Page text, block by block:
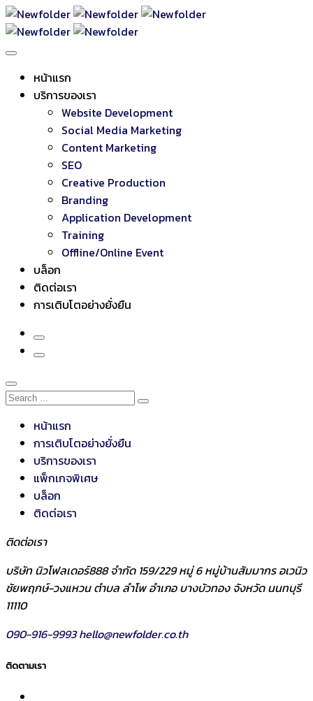
หน้าแรก
บริการของเรา
Website Development
Social Media Marketing
Content Marketing
SEO
Creative Production
Branding
Application Development
Training
Offline/Online Event
บล็อก
ติดต่อเรา
การเติบโตอย่างยั่งยืน
หน้าแรก
การเติบโตอย่างยั่งยืน
บริการของเรา
แพ็กเกจพิเศษ
บล็อก
ติดต่อเรา
ติดต่อเรา
บริษัท นิวโฟลเดอร์888 จำกัด 159/229 หมู่ 6 หมู่บ้านสัมมากร อเวนิว
ชัยพฤกษ์-วงแหวน ตำบล ลำโพ อำเภอ บางบัวทอง จังหวัด นนทบุรี
11110
090-916-9993hello@newfolder.co.th
ติดตามเรา